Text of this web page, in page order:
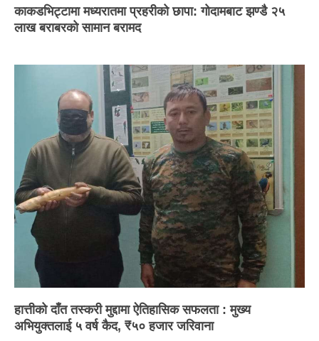
काकडभिट्टामा मध्यरातमा प्रहरीको छापा: गोदामबाट झण्डै २५
लाख बराबरको सामान बरामद
हात्तीको दाँत तस्करी मुद्दामा ऐतिहासिक सफलता : मुख्य
अभियुक्तलाई ५ वर्ष कैद, ₹५० हजार जरिवाना